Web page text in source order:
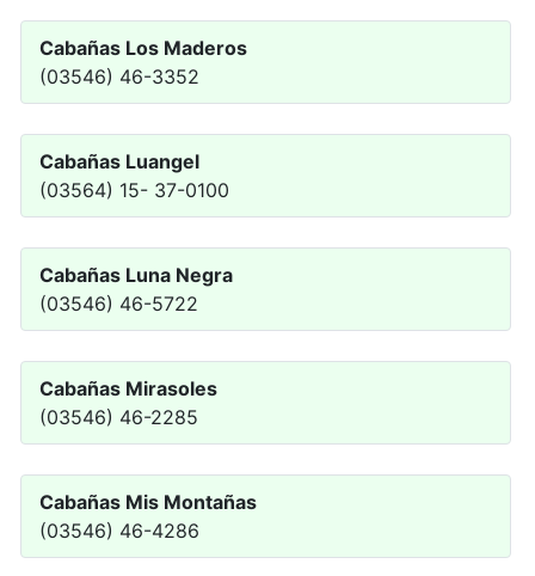
Cabañas Los Maderos
(03546) 46-3352
Cabañas Luangel
(03564) 15- 37-0100
Cabañas Luna Negra
(03546) 46-5722
Cabañas Mirasoles
(03546) 46-2285
Cabañas Mis Montañas
(03546) 46-4286